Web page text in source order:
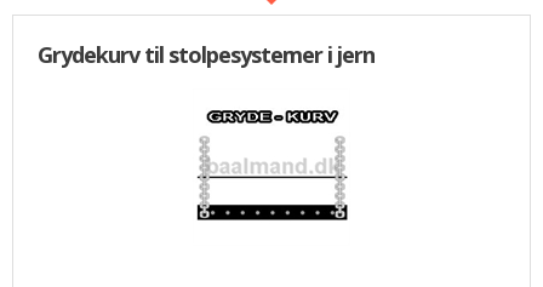
Grydekurv til stolpesystemer i jern